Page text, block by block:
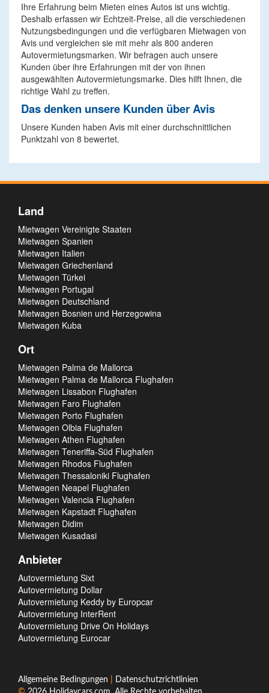
Ihre Erfahrung beim Mieten eines Autos ist uns wichtig.
Deshalb erfassen wir Echtzeit-Preise, all die verschiedenen
Nutzungsbedingungen und die verfügbaren Mietwagen von
Avis und vergleichen sie mit mehr als 800 anderen
Autovermietungsmarken. Wir befragen auch unsere
Kunden über ihre Erfahrungen mit der von ihnen
ausgewählten Autovermietungsmarke. Dies hilft Ihnen, die
richtige Wahl zu treffen.
Das denken unsere Kunden über Avis
Unsere Kunden haben Avis mit einer durchschnittlichen
Punktzahl von 8 bewertet.
Land
Mietwagen Vereinigte Staaten
Mietwagen Spanien
Mietwagen Italien
Mietwagen Griechenland
Mietwagen Türkei
Mietwagen Portugal
Mietwagen Deutschland
Mietwagen Bosnien und Herzegowina
Mietwagen Kuba
Ort
Mietwagen Palma de Mallorca
Mietwagen Palma de Mallorca Flughafen
Mietwagen Lissabon Flughafen
Mietwagen Faro Flughafen
Mietwagen Porto Flughafen
Mietwagen Olbia Flughafen
Mietwagen Athen Flughafen
Mietwagen Teneriffa-Süd Flughafen
Mietwagen Rhodos Flughafen
Mietwagen Thessaloniki Flughafen
Mietwagen Neapel Flughafen
Mietwagen Valencia Flughafen
Mietwagen Kapstadt Flughafen
Mietwagen Didim
Mietwagen Kusadasi
Anbieter
Autovermietung Sixt
Autovermietung Dollar
Autovermietung Keddy by Europcar
Autovermietung InterRent
Autovermietung Drive On Holidays
Autovermietung Eurocar
Allgemeine Bedingungen
Datenschutzrichtlinien